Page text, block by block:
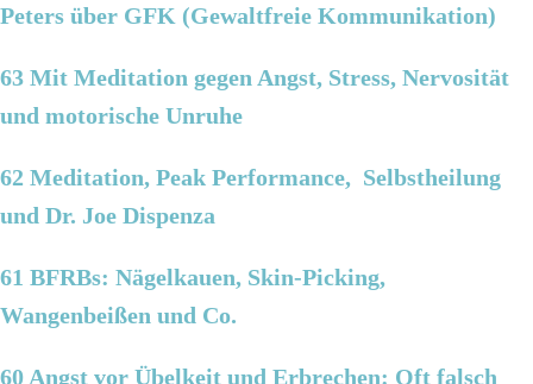
Peters über GFK (Gewaltfreie Kommunikation)
63 Mit Meditation gegen Angst, Stress, Nervosität
und motorische Unruhe
62 Meditation, Peak Performance, Selbstheilung
und Dr. Joe Dispenza
61 BFRBs: Nägelkauen, Skin-Picking,
Wangenbeißen und Co.
60 Angst vor Übelkeit und Erbrechen: Oft falsch